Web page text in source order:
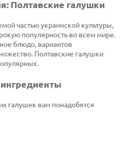
Полтавские галушки
частью украинской культуры,
популярность во всем мире.
блюдо, вариантов
Полтавские галушки
галушек вам понадобятся